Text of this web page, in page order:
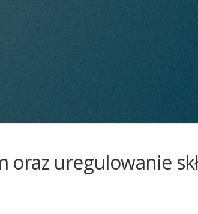
oraz uregulowanie